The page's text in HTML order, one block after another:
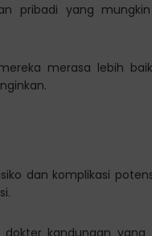
pribadi yang
merasa lebih
dan komplikasi
kandungan